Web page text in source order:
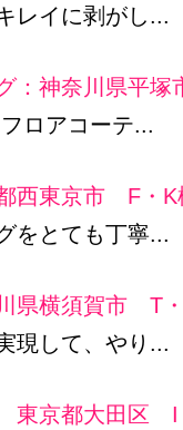
レイに剥がし...
：神奈川県平塚
ロアコーテ...
西東京市 F・K
をとても丁寧...
県横須賀市 T
現して、やり...
東京都大田区 I